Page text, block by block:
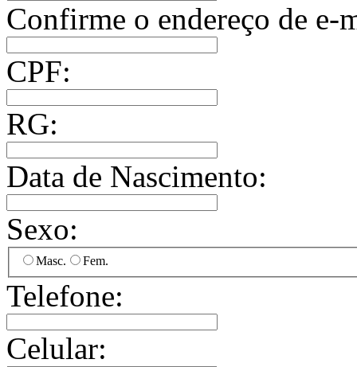
Confirme o endereço de e-
CPF:
RG:
Data de Nascimento:
Sexo:
Masc. Fem.
Telefone:
Celular: